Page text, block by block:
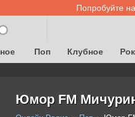
Попробуйте
Поп Клубное Рок
Юмор FM